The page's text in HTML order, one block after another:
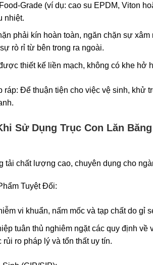
Grade (ví dụ: cao su EPDM, Viton
nhiệt.
phải kín hoàn toàn, ngăn chặn sự
rò rỉ từ bên trong ra ngoài.
thiết kế liền mạch, không có khe hở
ráp: Để thuận tiện cho việc vệ sinh, khử
Sử Dụng Trục Con Lăn
tải chất lượng cao, chuyên dụng cho
Tuyệt Đối:
vi khuẩn, nấm mốc và tạp chất do gỉ
tuân thủ nghiêm ngặt các quy định về
rủi ro pháp lý và tổn thất uy tín.